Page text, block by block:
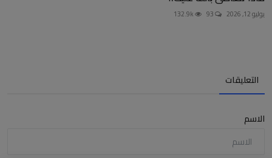
يوليو 12, 2026
التعليقات
الاسم